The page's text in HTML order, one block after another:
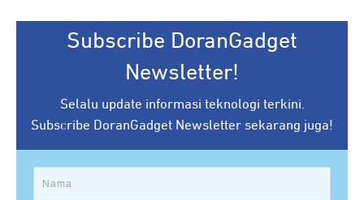
Subscribe DoranGadget
Newsletter!
Selalu update informasi teknologi terkini.
Subscribe DoranGadget Newsletter sekarang juga!